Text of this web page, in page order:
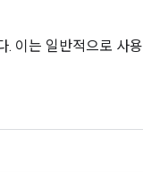
이는 일반적으로 사